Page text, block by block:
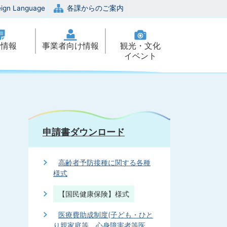
Language 各課からのご案内
報 事業者向け情報
観光・文化
イベント
申請書ダウンロード
高齢者予防接種に関する各種
様式
【国民健康保険】様式
医療費助成制度(子ども・ひと
り親家庭等、心身障害者等医